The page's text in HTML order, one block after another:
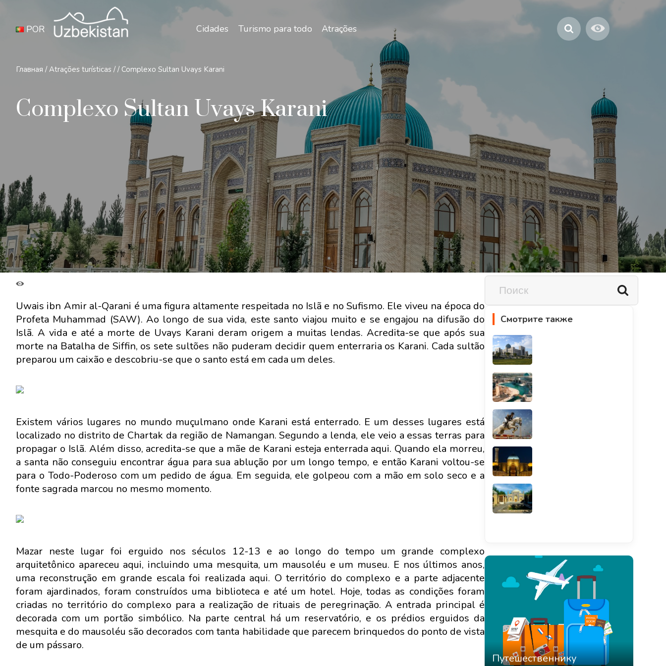
Cidades Turismo para todos Atrações
POR
Главная / Atrações turísticas / / Complexo Sultan Uvays Karani
Complexo Sultan Uvays Karani
Uwais ibn Amir al-Qarani é uma figura altamente respeitada no Islã e no Sufismo. Ele viveu na época do
Profeta Muhammad (SAW). Ao longo de sua vida, este santo viajou muito e se engajou na difusão do
Islã. A vida e até a morte de Uvays Karani deram origem a muitas lendas. Acredita-se que após sua
morte na Batalha de Siffin, os sete sultões não puderam decidir quem enterraria os Karani. Cada sultão
preparou um caixão e descobriu-se que o santo está em cada um deles.
Existem vários lugares no mundo muçulmano onde Karani está enterrado. E um desses lugares está
localizado no distrito de Chartak da região de Namangan. Segundo a lenda, ele veio a essas terras para
propagar o Islã. Além disso, acredita-se que a mãe de Karani esteja enterrada aqui. Quando ela morreu,
a santa não conseguiu encontrar água para sua ablução por um longo tempo, e então Karani voltou-se
para o Todo-Poderoso com um pedido de água. Em seguida, ele golpeou com a mão em solo seco e a
fonte sagrada marcou no mesmo momento.
Mazar neste lugar foi erguido nos séculos 12-13 e ao longo do tempo um grande complexo
arquitetônico apareceu aqui, incluindo uma mesquita, um mausoléu e um museu. E nos últimos anos,
uma reconstrução em grande escala foi realizada aqui. O território do complexo e a parte adjacente
foram ajardinados, foram construídos uma biblioteca e até um hotel. Hoje, todas as condições foram
criadas no território do complexo para a realização de rituais de peregrinação. A entrada principal é
decorada com um portão simbólico. Na parte central há um reservatório, e os prédios erguidos da
mesquita e do mausoléu são decorados com tanta habilidade que parecem brinquedos do ponto de vista
de um pássaro.
Смотрите также
Путешественнику